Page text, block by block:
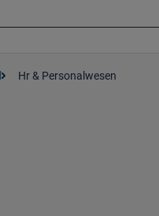
Hr & Personalwesen